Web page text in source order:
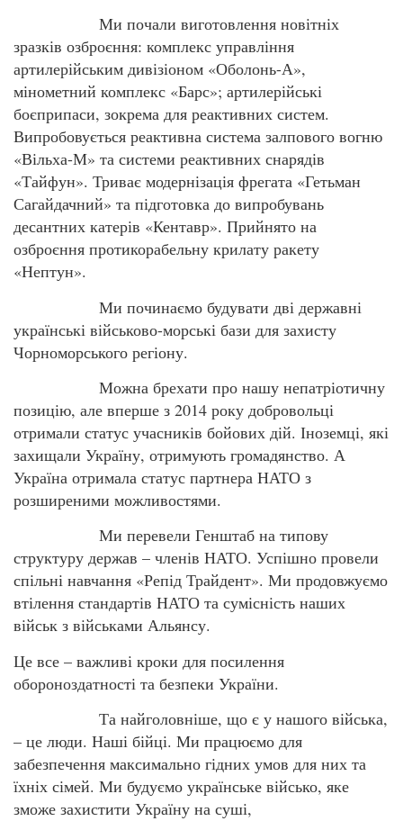
Ми почали виготовлення новітніх
зразків озброєння: комплекс управління
артилерійським дивізіоном «Оболонь-А»,
мінометний комплекс «Барс»; артилерійські
боєприпаси, зокрема для реактивних систем.
Випробовується реактивна система залпового вогню
«Вільха-М» та системи реактивних снарядів
«Тайфун». Триває модернізація фрегата «Гетьман
Сагайдачний» та підготовка до випробувань
десантних катерів «Кентавр». Прийнято на
озброєння протикорабельну крилату ракету
«Нептун».
Ми починаємо будувати дві державні
українські військово-морські бази для захисту
Чорноморського регіону.
Можна брехати про нашу непатріотичну
позицію, але вперше з 2014 року добровольці
отримали статус учасників бойових дій. Іноземці, які
захищали Україну, отримують громадянство. А
Україна отримала статус партнера НАТО з
розширеними можливостями.
Ми перевели Генштаб на типову
структуру держав – членів НАТО. Успішно провели
спільні навчання «Репід Трайдент». Ми продовжуємо
втілення стандартів НАТО та сумісність наших
військ з військами Альянсу.
Це все – важливі кроки для посилення
обороноздатності та безпеки України.
Та найголовніше, що є у нашого війська,
– це люди. Наші бійці. Ми працюємо для
забезпечення максимально гідних умов для них та
їхніх сімей. Ми будуємо українське військо, яке
зможе захистити Україну на суші,